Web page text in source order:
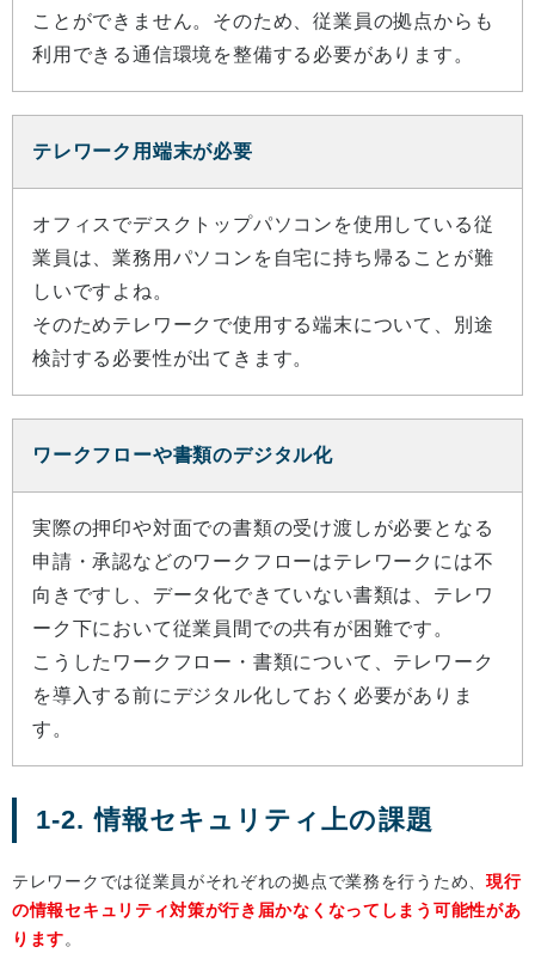
ことができません。そのため、従業員の拠点からも
利用できる通信環境を整備する必要があります。
テレワーク用端末が必要
オフィスでデスクトップパソコンを使用している従
業員は、業務用パソコンを自宅に持ち帰ることが難
しいですよね。
そのためテレワークで使用する端末について、別途
検討する必要性が出てきます。
ワークフローや書類のデジタル化
実際の押印や対面での書類の受け渡しが必要となる
申請・承認などのワークフローはテレワークには不
向きですし、データ化できていない書類は、テレワ
ーク下において従業員間での共有が困難です。
こうしたワークフロー・書類について、テレワーク
を導入する前にデジタル化しておく必要がありま
す。
1-2. 情報セキュリティ上の課題
テレワークでは従業員がそれぞれの拠点で業務を行うため、 現行
の情報セキュリティ対策が行き届かなくなってしまう可能性があ
ります。